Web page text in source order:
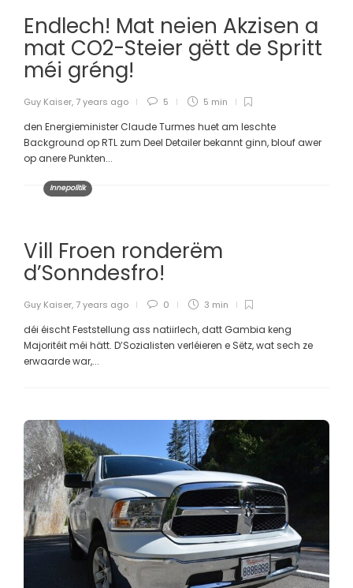
Endlech! Mat neien Akzisen a
mat CO2-Steier gëtt de Spritt
méi gréng!
Guy Kaiser, 7 years ago 5 5 min
den Energieminister Claude Turmes huet am leschte
Background op RTL zum Deel Detailer bekannt ginn, blouf awer
op anere Punkten...
Innepolitik
Vill Froen ronderëm
d’Sonndesfro!
Guy Kaiser, 7 years ago 0 3 min
déi éischt Feststellung ass natiirlech, datt Gambia keng
Majoritéit méi hätt. D’Sozialisten verléieren e Sëtz, wat sech ze
erwaarde war,...